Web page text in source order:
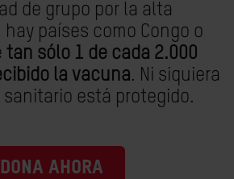
de grupo por la alta
países como Congo o
tan sólo 1 de cada 2.000
la vacuna. Ni siquiera
sanitario está protegido.
DONA AHORA